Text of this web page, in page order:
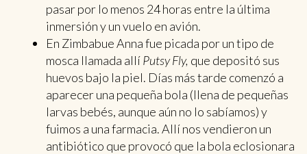
pasar por lo menos 24 horas entre la última
inmersión y un vuelo en avión.
En Zimbabue Anna fue picada por un tipo de
mosca llamada allíPutsy Fly, que depositó sus
huevos bajo la piel. Días más tarde comenzó a
aparecer una pequeña bola (llena de pequeñas
larvas bebés, aunque aún no lo sabíamos) y
fuimos a una farmacia. Allí nos vendieron un
antibiótico que provocó que la bola eclosionara